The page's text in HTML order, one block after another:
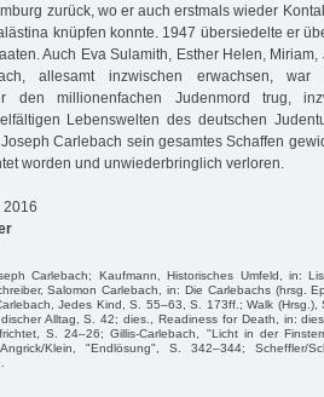
zurück, wo er auch erstmals wieder
knüpfen konnte. 1947 übersiedelte er
Auch Eva Sulamith, Esther Helen,
allesamt inzwischen erwachsen,
den millionenfachen Judenmord trug,
Lebenswelten des deutschen
Carlebach sein gesamtes Schaffen
worden und unwiederbringlich verloren.
2016
Carlebach; Kaufmann, Historisches Umfeld, in:
Salomon Carlebach, in: Die Carlebachs (hrsg.
Jedes Kind, S. 55–63, S. 173ff.; Walk (Hrsg.),
Alltag, S. 42; dies., Readiness for Death, in:
S. 24–26; Gillis-Carlebach, "Licht in der
Klein, "Endlösung", S. 342–344; Scheffler/